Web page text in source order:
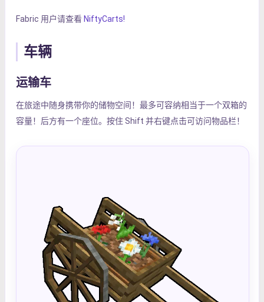
Fabric 用户请查看NiftyCarts!
车辆
运输车
在旅途中随身携带你的储物空间！最多可容纳相当于一个双箱的
容量！后方有一个座位。按住 Shift 并右键点击可访问物品栏！